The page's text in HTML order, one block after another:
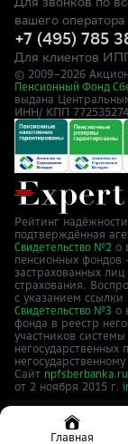
Главная
Для звонков по
вашего оператора
+7 (495) 785
Для клиентов
© 2009–2026
Пенсионный Фонд
выдана
ИНН/ КПП
Рейтинг
подтверждённая
Свидетельство №2 о
пенсионных фондов
застрахованных
страхования.
с указанием ссылки
Свидетельство №3 о
фонда в реестр
участников
негосударственных
Сайт npfsberbanka.ru
от 2 ноября 2015 г.